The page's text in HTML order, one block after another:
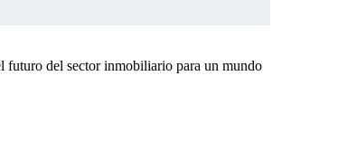
futuro del sector inmobiliario para un mundo